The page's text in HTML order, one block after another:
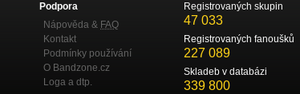
Podpora
Nápověda & FAQ
Kontakt
Podmínky používání
O Bandzone.cz
Loga a dtp.
Registrovaných skupin
47 033
Registrovaných fanoušků
227 089
Skladeb v databázi
339 800